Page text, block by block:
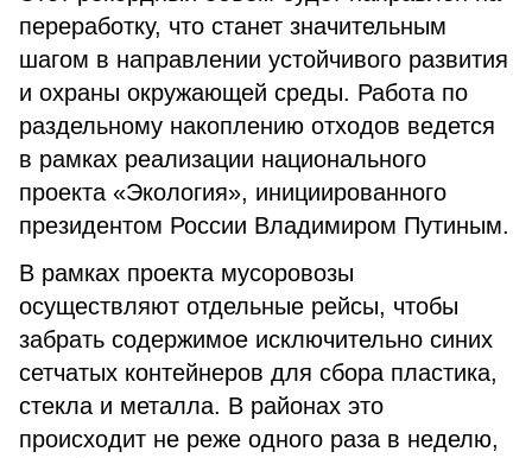
переработку, что станет значительным
шагом в направлении устойчивого развития
и охраны окружающей среды. Работа по
раздельному накоплению отходов ведется
в рамках реализации национального
проекта «Экология», инициированного
президентом России Владимиром Путиным.
В рамках проекта мусоровозы
осуществляют отдельные рейсы, чтобы
забрать содержимое исключительно синих
сетчатых контейнеров для сбора пластика,
стекла и металла. В районах это
происходит не реже одного раза в неделю,